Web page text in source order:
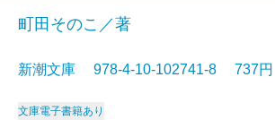
町田そのこ／著
新潮文庫 978-4-10-102741-8 737
文庫電子書籍あり